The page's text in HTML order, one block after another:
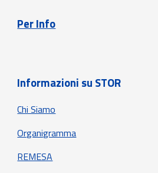
Per Info
Informazioni su STOR
Chi Siamo
Organigramma
REMESA